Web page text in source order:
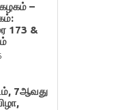
கழகம் –
173 &
7ஆவது